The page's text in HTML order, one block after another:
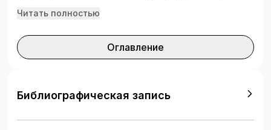
разработке дизайн-проектов. Целью учебного
помощи обучающимся в приобретении и
освоении знаний, формировании умений и
подхода. Подготовлено в соответствии с
образовательным стандартом высшего
Читать полностью
Оглавление
Библиографическая запись